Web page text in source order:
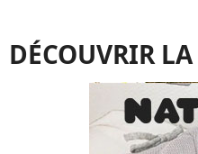
DÉCOUVRIR